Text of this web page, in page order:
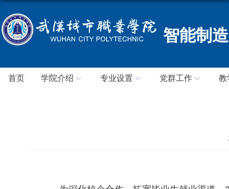
智能制
首页 学院介绍 专业设置 党群工作 教